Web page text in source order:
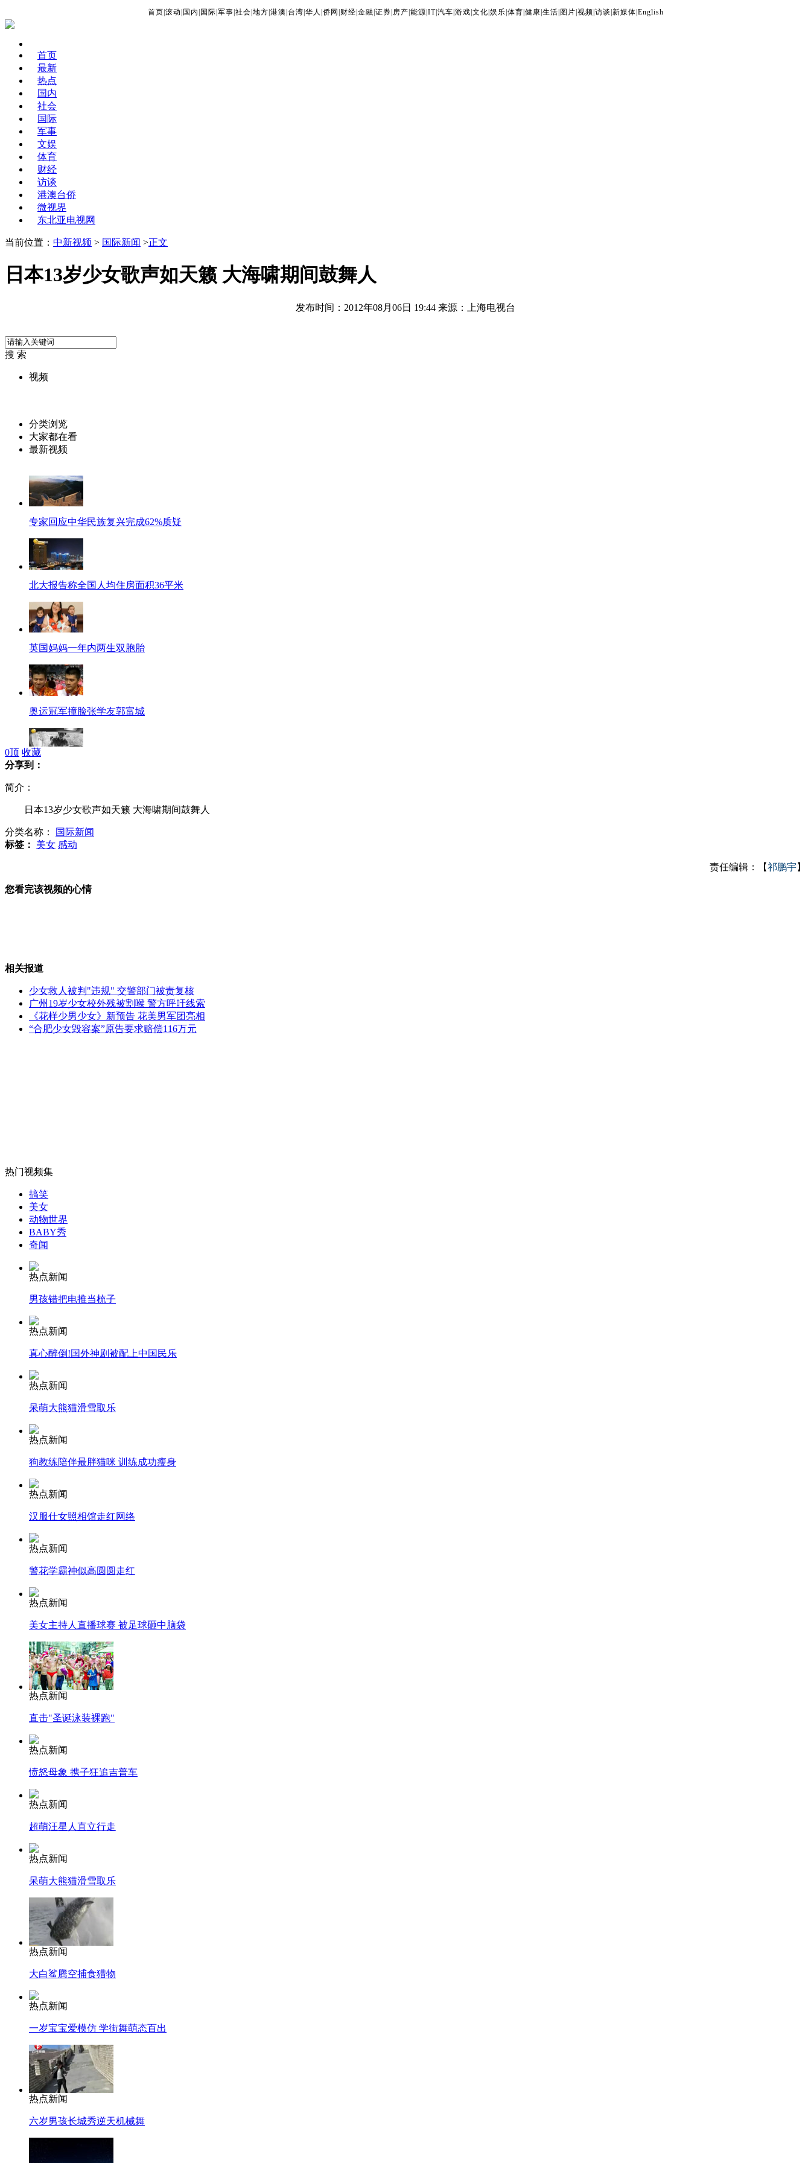
首页 滚动 国内 国际 军事 社会 地方 港澳 台湾 华人 侨网 财经 金融 证券 房产 能源 IT| 汽车 游戏 文化 娱乐 体育 健康 生活 图片 视频 访谈 新媒体 English
首页
最新
热点
国内
社会
国际
军事
文娱
体育
财经
访谈
港澳台侨
微视界
东北亚电视网
当前位置： 中新视频 > 国际新闻 >正文
日本13岁少女歌声如天籁 大海啸期间鼓舞人
发布时间：2012年08月06日 19:44 来源：上海电视台
搜 索
视频
分类浏览
大家都在看
最新视频
专家回应中华民族复兴完成62%质疑
北大报告称全国人均住房面积36平米
英国妈妈一年内两生双胞胎
奥运冠军撞脸张学友郭富城
叙总理被解职 已叛逃至约旦
实拍小伙网吧脱鞋遭人殴打
醉汉奥运赛场扔酒瓶 被柔道女暴打
女孩北京地铁殴打老人 痛下狠手拳打脚踢
无痛分娩是否安全 医生回应
外交部：反对强权政治霸凌主义
外交部：有关国家言论片面不公正
安徽一实载49人客车翻车
消防员救轻生者
司机酒驾遇交警 急速倒车逃窜
0顶 收藏
分享到：
简介：
日本13岁少女歌声如天籁 大海啸期间鼓舞人
分类名称：
国际新闻
标签：
美女 感动
责任编辑：【祁鹏宇】
您看完该视频的心情
相关报道
少女救人被判"违规" 交警部门被责复核
广州19岁少女校外残被割喉 警方呼吁线索
《花样少男少女》新预告 花美男军团亮相
“合肥少女毁容案”原告要求赔偿116万元
热门视频集
搞笑
美女
动物世界
BABY秀
奇闻
热点新闻
男孩错把电推当梳子
热点新闻
真心醉倒!国外神剧被配上中国民乐
热点新闻
呆萌大熊猫滑雪取乐
热点新闻
狗教练陪伴最胖猫咪 训练成功瘦身
热点新闻
汉服仕女照相馆走红网络
热点新闻
警花学霸神似高圆圆走红
热点新闻
美女主持人直播球赛 被足球砸中脑袋
热点新闻
直击"圣诞泳装裸跑"
热点新闻
愤怒母象 携子狂追吉普车
热点新闻
超萌汪星人直立行走
热点新闻
呆萌大熊猫滑雪取乐
热点新闻
大白鲨腾空捕食猎物
热点新闻
一岁宝宝爱模仿 学街舞萌态百出
热点新闻
六岁男孩长城秀逆天机械舞